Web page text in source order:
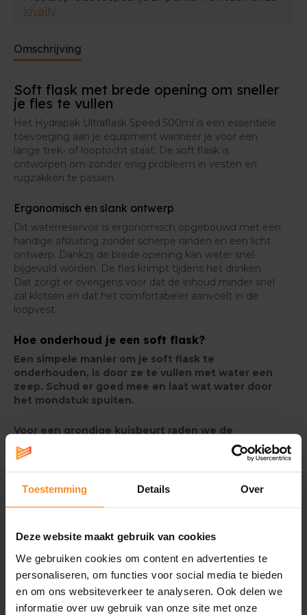
Toestemming Details Over
Deze website maakt gebruik van cookies
We gebruiken cookies om content en advertenties te
personaliseren, om functies voor social media te bieden
en om ons websiteverkeer te analyseren. Ook delen we
informatie over uw gebruik van onze site met onze
Hydrapak Cleaning Kit
waarmee je dieper in de soft flask geraakt om alle
Voor een echte deep clean
gebruik je de
CamelBak Cleaning Tabs
. Hiermee worden
vreemde nasmaakjes weggespeld en wordt je
soft flask weer als nieuw.
loyalty
Omschrijving
Soft flask met brede opening om sneller
je fles te vullen
Het Hydrapak Ultraflask Speed 500ml is een essentiële
toevoeging aan je equipment wanneer je voor een
lange trek- of looptocht staat. De soft flask is
ontworpen om zonder enig probleem in vesten en
rugzakken te passen.
Ergonomisch en slank ontwerp
Dit waterreservoir is ergonomisch opgebouwd met een
handige afsluiting zonder scherpe randen en een licht
ontwerp. Dankzij de brede opening kan water snel
bijgevuld worden. De fles krimpt tijdens het drinken.
Dat zorgt er overigens voor dat de inhoud minder snel
zal klotsen en dat het comfortabeler aanvoelt in de
loopvest.
Hoe onderhoud je een soft flask?
Een simpele manier om je soft flask te
onderhouden, is door ze te vullen met water een
zeep. Schud er goed mee en laat wat water door
het mondstuk spuiten.
Voor een grondige kuisbeurt raden we de
Hydrapak Cleaning Kit
waarmee je dieper in de soft flask geraakt om alle
residu weg te krijgen.
weer als nieuw.